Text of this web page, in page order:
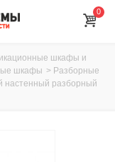
0
шкафы и
шкафы > Разборные
настенный разборный